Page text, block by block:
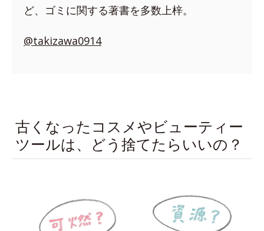
ど、ゴミに関する著書を多数上梓。
@takizawa0914
古くなったコスメやビューティー
ツールは、どう捨てたらいいの？